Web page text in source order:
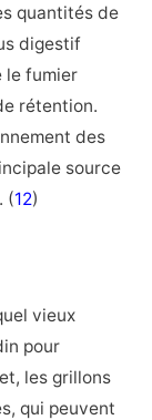
quantités de
digestif
le fumier
rétention.
des
source
(12)
vieux
pour
les grillons
qui peuvent